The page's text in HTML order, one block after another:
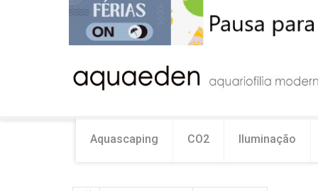
Aquascaping CO2 Iluminação